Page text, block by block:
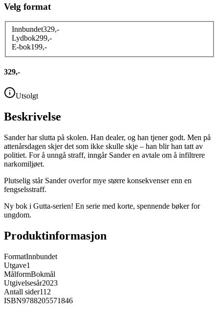
Velg format
Innbundet329,-
Lydbok299,-
E-bok199,-
329,-
Utsolgt
Beskrivelse
Sander har slutta på skolen. Han dealer, og han tjener godt. Men på
attenårsdagen skjer det som ikke skulle skje – han blir han tatt av
politiet. For å unngå straff, inngår Sander en avtale om å infiltrere
narkomiljøet.
Plutselig står Sander overfor mye større konsekvenser enn en
fengselsstraff.
Ny bok i Gutta-serien! En serie med korte, spennende bøker for
ungdom.
Produktinformasjon
FormatInnbundet
Utgave1
MålformBokmål
Utgivelsesår2023
Antall sider112
ISBN9788205571846